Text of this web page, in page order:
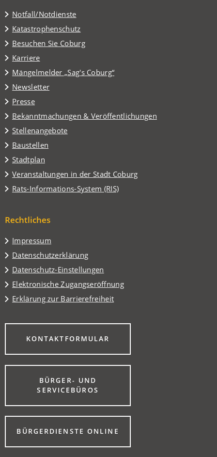
Notfall/Notdienste
Katastrophenschutz
Besuchen Sie Coburg
(Öffnet
in
einem
neuen
Tab)
Karriere
Mängelmelder „Sag's Coburg“
(Öffnet
in
einem
neuen
Tab)
Newsletter
Presse
Bekanntmachungen & Veröffentlichungen
Stellenangebote
Baustellen
Stadtplan
(Öffnet
in
einem
neuen
Veranstaltungen in der Stadt Coburg
(Öffnet
in
einem
Tab)
Rats-Informations-System (RIS)
(Öffnet
neuen
Rechtliches
Impressum
Datenschutzerklärung
Datenschutz-Einstellungen
Elektronische Zugangseröffnung
Erklärung zur Barrierefreiheit
KONTAKTFORMULAR
(ÖFFNET
NEUEN
BÜRGER- UND
SERVICEBÜROS
(ÖFFNET
EINEM
NEUEN
TAB)BÜRGERDIENSTE ONLINE
(ÖFFNET
EINEM